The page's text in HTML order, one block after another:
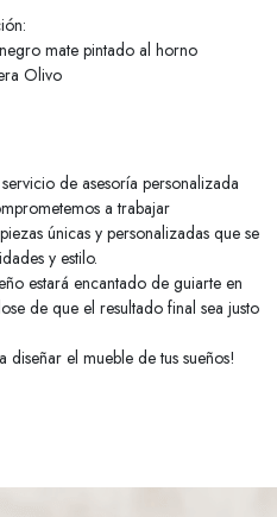
mate pintado al horno
Olivo
de asesoría personalizada
a trabajar
únicas y personalizadas que se
y estilo.
estará encantado de guiarte en
de que el resultado final sea justo
diseñar el mueble de tus sueños!